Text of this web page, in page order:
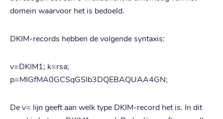
domein waarvoor het is bedoeld.
DKIM-records hebben de volgende syntaxis:
v=DKIM1; k=rsa;
p=MIGfMA0GCSqGSIb3DQEBAQUAA4GN;
De v= lijn geeft aan welk type DKIM-record het is. In dit